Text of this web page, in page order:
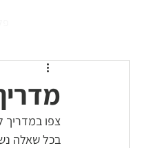
צפו במדריך
בכל שאלה